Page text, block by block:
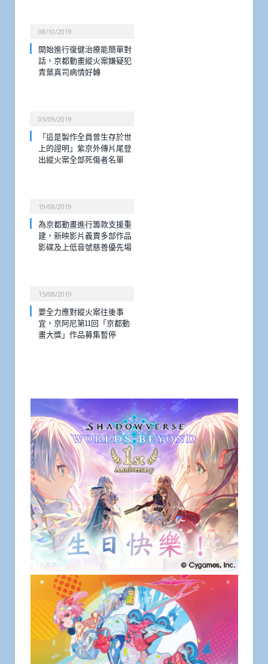
08/10/2019
開始進行復健治療能簡單對
話，京都動畫縱火案嫌疑犯
青葉真司病情好轉
05/09/2019
「這是製作全員曾生存於世
上的證明」紫京外傳片尾登
出縱火案全部死傷者名單
19/08/2019
為京都動畫進行籌款支援重
建，新映影片義賣多部作品
影碟及上低音號慈善優先場
15/08/2019
要全力應對縱火案往後事
宜，京阿尼第11回「京都動
畫大獎」作品募集暫停